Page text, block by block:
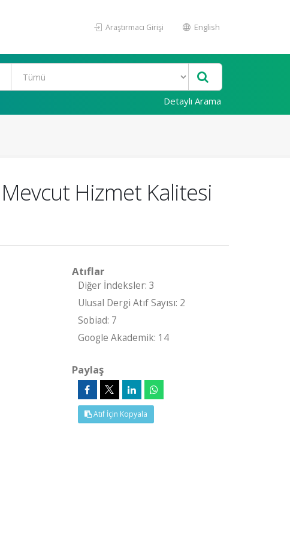
Araştırmacı Girişi English
Detaylı Arama
Hizmet Kalitesi
Atıflar
Diğer İndeksler: 3
Ulusal Dergi Atıf Sayısı: 2
Sobiad: 7
Google Akademik: 14
Paylaş
Atıf İçin Kopyala